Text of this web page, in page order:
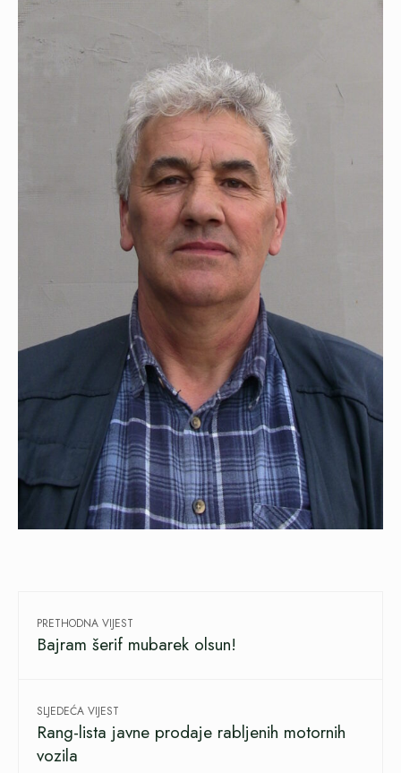
PRETHODNA VIJEST
Bajram šerif mubarek olsun!
SLJEDEĆA VIJEST
Rang-lista javne prodaje rabljenih motornih
vozila